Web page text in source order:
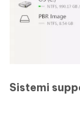
Sistemi